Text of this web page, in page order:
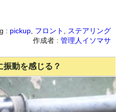
: pickup フロント
ステアリング
作成者 : 管理人イソマサ
動を感じる？